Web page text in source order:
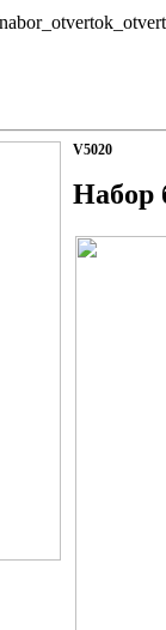
V5020
Набор